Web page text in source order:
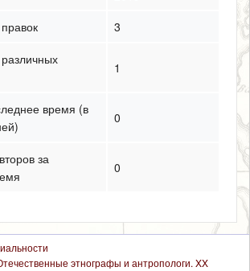
3
1
время (в
0
за
0
этнографы и антропологи. XX